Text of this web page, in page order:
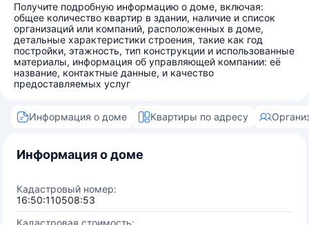
Получите подробную информацию о доме, включая:
общее количество квартир в здании, наличие и список
организаций или компаний, расположенных в доме,
детальные характеристики строения, такие как год
постройки, этажность, тип конструкции и использованные
материалы, информация об управляющей компании: её
название, контактные данные, и качество
предоставляемых услуг
Информация о доме Квартиры по адресу
Информация о доме
Кадастровый номер:
16:50:110508:53
Кадастровая стоимость: